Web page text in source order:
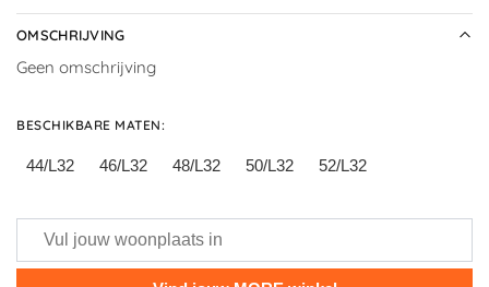
OMSCHRIJVING
Geen omschrijving
BESCHIKBARE MATEN:
44/L32 46/L32 48/L32 50/L32 52/L32